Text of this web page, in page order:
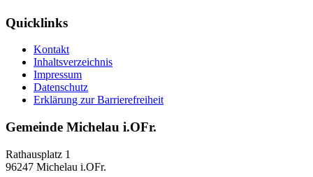
Quicklinks
Kontakt
Inhaltsverzeichnis
Impressum
Datenschutz
Erklärung zur Barrierefreiheit
Gemeinde Michelau i.OFr.
Rathausplatz 1
96247 Michelau i.OFr.